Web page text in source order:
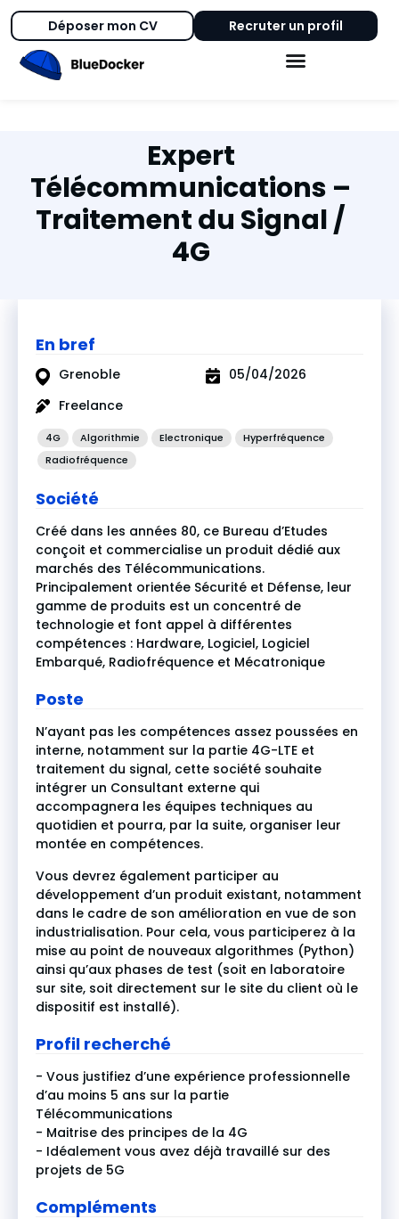
Déposer mon CV Recruter un profil
Expert
Télécommunications –
Traitement du Signal /
4G
En bref
Grenoble
Freelance
05/04/2026
4G Algorithmie Electronique
Hyperfréquence
Radiofréquence
Société
Créé dans les années 80, ce Bureau d’Etudes
conçoit et commercialise un produit dédié aux
marchés des Télécommunications.
Principalement orientée Sécurité et Défense, leur
gamme de produits est un concentré de
technologie et font appel à différentes
compétences : Hardware, Logiciel, Logiciel
Embarqué, Radiofréquence et Mécatronique
Poste
N’ayant pas les compétences assez poussées en
interne, notamment sur la partie 4G-LTE et
traitement du signal, cette société souhaite
intégrer un Consultant externe qui
accompagnera les équipes techniques au
quotidien et pourra, par la suite, organiser leur
montée en compétences.
Vous devrez également participer au
développement d’un produit existant, notamment
dans le cadre de son amélioration en vue de son
industrialisation. Pour cela, vous participerez à la
mise au point de nouveaux algorithmes (Python)
ainsi qu’aux phases de test (soit en laboratoire
sur site, soit directement sur le site du client où le
dispositif est installé).
Profil recherché
- Vous justifiez d’une expérience professionnelle
d’au moins 5 ans sur la partie
Télécommunications
- Maitrise des principes de la 4G
- Idéalement vous avez déjà travaillé sur des
projets de 5G
Compléments